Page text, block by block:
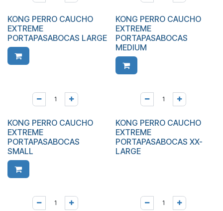
KONG PERRO CAUCHO
EXTREME
PORTAPASABOCAS LARGE
KONG PERRO CAUCHO
EXTREME
PORTAPASABOCAS
MEDIUM
KONG PERRO CAUCHO
EXTREME
PORTAPASABOCAS
SMALL
KONG PERRO CAUCHO
EXTREME
PORTAPASABOCAS XX-
LARGE